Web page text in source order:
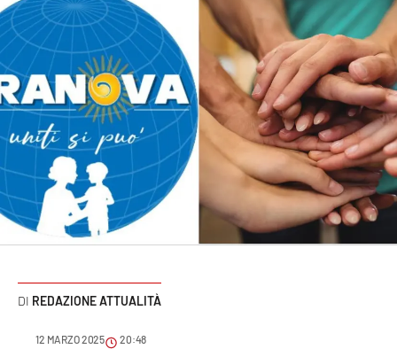
Politica
Attualità
Economia e lavoro
Italia Mondo
Sanità
Sport
REDAZIONE ATTUALITÀ
12 MARZO 2025 20:48